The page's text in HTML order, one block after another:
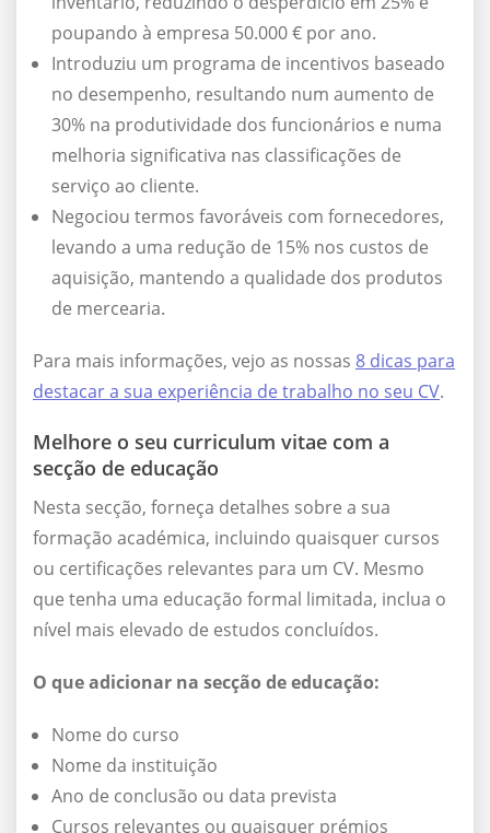
poupando à empresa 50.000 € por ano.
Introduziu um programa de incentivos baseado
no desempenho, resultando num aumento de
30% na produtividade dos funcionários e numa
melhoria significativa nas classificações de
serviço ao cliente.
Negociou termos favoráveis com fornecedores,
levando a uma redução de 15% nos custos de
aquisição, mantendo a qualidade dos produtos
de mercearia.
Para mais informações, vejo as nossas 8 dicas para
destacar a sua experiência de trabalho no seu CV.
Melhore o seu curriculum vitae com a
secção de educação
Nesta secção, forneça detalhes sobre a sua
formação académica, incluindo quaisquer cursos
ou certificações relevantes para um CV. Mesmo
que tenha uma educação formal limitada, inclua o
nível mais elevado de estudos concluídos.
O que adicionar na secção de educação:
Nome do curso
Nome da instituição
Ano de conclusão ou data prevista
Cursos relevantes ou quaisquer prémios